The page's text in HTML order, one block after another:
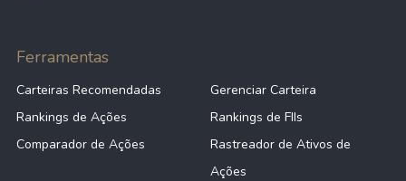
Ferramentas
Carteiras Recomendadas
Gerenciar Carteira
Rankings de Ações
Rankings de FIIs
Comparador de Ações
Rastreador de Ativos de
Ações